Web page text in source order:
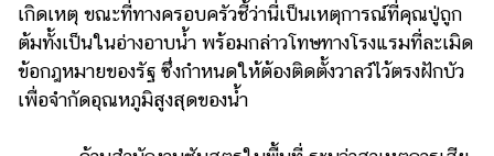
ออนไลน์
ติดต่อ
โฆษณา
เกิดเหตุ ขณะที่ทางครอบครัวชี้ว่านี่เป็นเหตุการณ์ที่คุณปู่ถูก
ต้มทั้งเป็นในอ่างอาบน้ำ พร้อมกล่าวโทษทางโรงแรมที่ละเมิด
ข้อกฎหมายของรัฐ ซึ่งกำหนดให้ต้องติดตั้งวาลว์ไว้ตรงฝักบัว
เพื่อจำกัดอุณหภูมิสูงสุดของน้ำ